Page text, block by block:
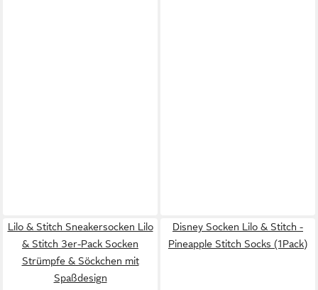
Lilo & Stitch Sneakersocken Lilo
& Stitch 3er-Pack Socken
Strümpfe & Söckchen mit
Spaßdesign
Disney Socken Lilo & Stitch -
Pineapple Stitch Socks (1Pack)